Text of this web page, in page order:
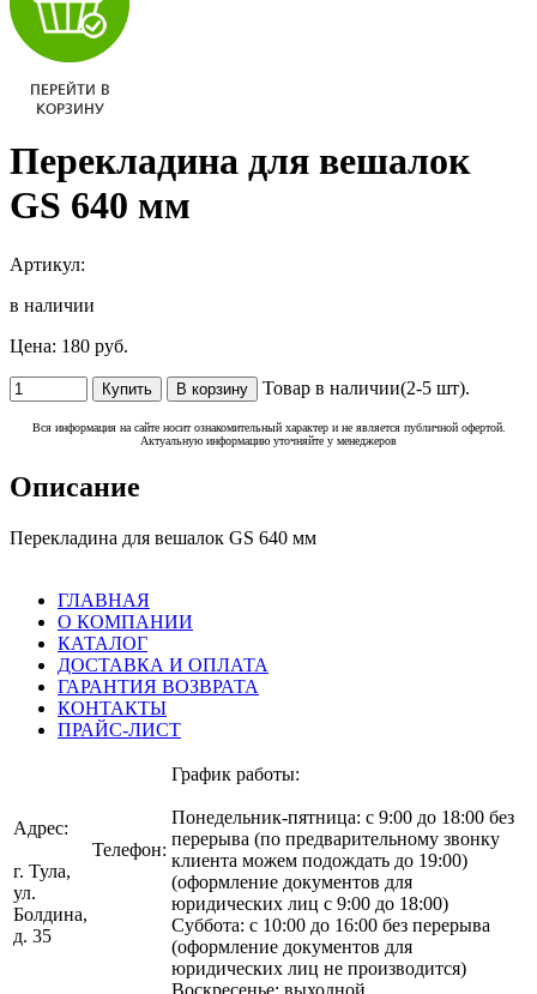
Перекладина для вешалок
GS 640 мм
Артикул:
в наличии
Цена: 180 руб.
Товар в наличии(2-5 шт).
Вся информация на сайте носит ознакомительный характер и не является публичной офертой.
Актуальную информацию уточняйте у менеджеров
Описание
Перекладина для вешалок GS 640 мм
ГЛАВНАЯ
О КОМПАНИИ
КАТАЛОГ
ДОСТАВКА И ОПЛАТА
ГАРАНТИЯ ВОЗВРАТА
КОНТАКТЫ
ПРАЙС-ЛИСТ
Адрес:
г. Тула,
ул.
Болдина,
д. 35
Телефон:
График работы:
Понедельник-пятница: с 9:00 до 18:00 без
перерыва (по предварительному звонку
клиента можем подождать до 19:00)
(оформление документов для
юридических лиц с 9:00 до 18:00)
Суббота: с 10:00 до 16:00 без перерыва
(оформление документов для
юридических лиц не производится)
Воскресенье: выходной